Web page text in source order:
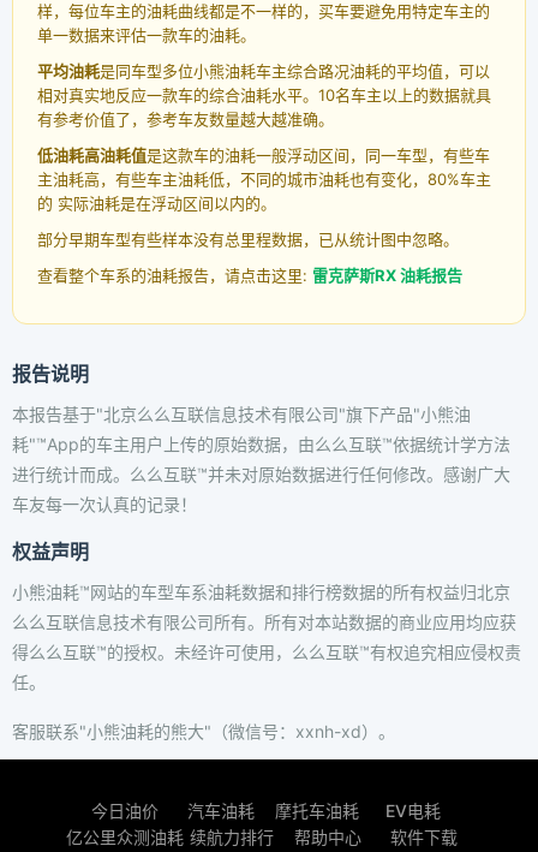
样，每位车主的油耗曲线都是不一样的，买车要避免用特定车主的
单一数据来评估一款车的油耗。
平均油耗是同车型多位小熊油耗车主综合路况油耗的平均值，可以
相对真实地反应一款车的综合油耗水平。10名车主以上的数据就具
有参考价值了，参考车友数量越大越准确。
低油耗高油耗值是这款车的油耗一般浮动区间，同一车型，有些车
主油耗高，有些车主油耗低，不同的城市油耗也有变化，80%车主
的 实际油耗是在浮动区间以内的。
部分早期车型有些样本没有总里程数据，已从统计图中忽略。
查看整个车系的油耗报告，请点击这里: 雷克萨斯RX 油耗报告
报告说明
本报告基于"北京么么互联信息技术有限公司"旗下产品"小熊油
耗"™App的车主用户上传的原始数据，由么么互联™依据统计学方法
进行统计而成。么么互联™并未对原始数据进行任何修改。感谢广大
车友每一次认真的记录！
权益声明
小熊油耗™网站的车型车系油耗数据和排行榜数据的所有权益归北京
么么互联信息技术有限公司所有。所有对本站数据的商业应用均应获
得么么互联™的授权。未经许可使用，么么互联™有权追究相应侵权责
任。
客服联系"小熊油耗的熊大"（微信号：xxnh-xd）。
今日油价 汽车油耗 摩托车油耗
EV电耗
亿公里众测油耗 续航力排行 帮助中心 软件下载